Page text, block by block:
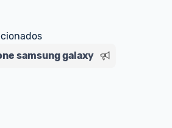
um marketplace, nós indicamos no
sinalizamos através da tag
samsung galaxy